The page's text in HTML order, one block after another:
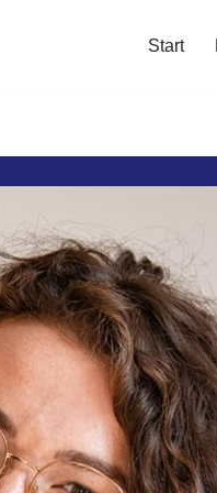
Start